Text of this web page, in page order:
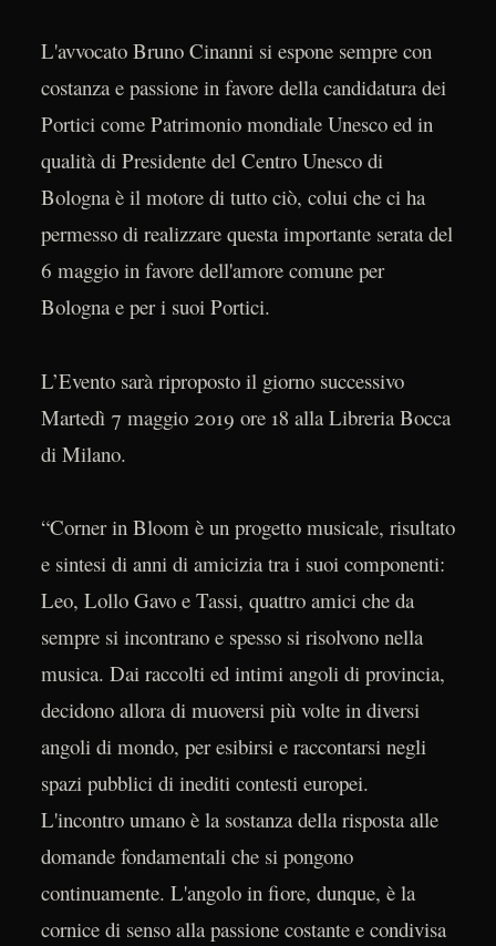
L'avvocato Bruno Cinanni si espone sempre con
costanza e passione in favore della candidatura dei
Portici come Patrimonio mondiale Unesco ed in
qualità di Presidente del Centro Unesco di
Bologna è il motore di tutto ciò, colui che ci ha
permesso di realizzare questa importante serata del
6 maggio in favore dell'amore comune per
Bologna e per i suoi Portici.
L’Evento sarà riproposto il giorno successivo
Martedì 7 maggio 2019 ore 18 alla Libreria Bocca
di Milano.
“Corner in Bloom è un progetto musicale, risultato
e sintesi di anni di amicizia tra i suoi componenti:
Leo, Lollo Gavo e Tassi, quattro amici che da
sempre si incontrano e spesso si risolvono nella
musica. Dai raccolti ed intimi angoli di provincia,
decidono allora di muoversi più volte in diversi
angoli di mondo, per esibirsi e raccontarsi negli
spazi pubblici di inediti contesti europei.
L'incontro umano è la sostanza della risposta alle
domande fondamentali che si pongono
continuamente. L'angolo in fiore, dunque, è la
cornice di senso alla passione costante e condivisa